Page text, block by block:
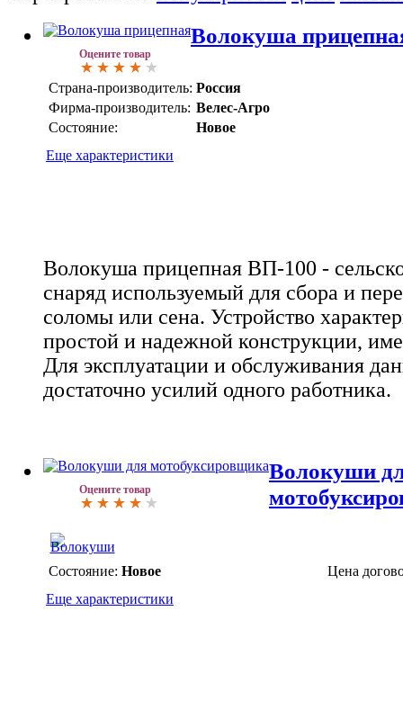
Оцените товар
Волокуша
Страна-производитель: Россия
Фирма-производитель: Велес-Агро
Состояние:
Новое
Еще характеристики
Волокуша прицепная ВП-100 -
снаряд используемый для сбора и
соломы или сена. Устройство
простой и надежной конструкции,
Для эксплуатации и обслуживания
достаточно усилий одного работника.
Оцените товар
Волокуши
Состояние: Новое
Еще характеристики
Цена